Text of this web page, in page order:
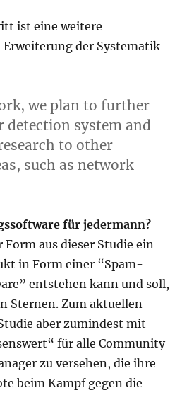
ist eine weitere
der Systematik
we plan to further
detection system and
to other
such as network
für jedermann?
Form aus dieser Studie ein
in Form einer “Spam-
entstehen kann und soll,
Sternen. Zum aktuellen
aber zumindest mit
für alle Community
zu versehen, die ihre
beim Kampf gegen die